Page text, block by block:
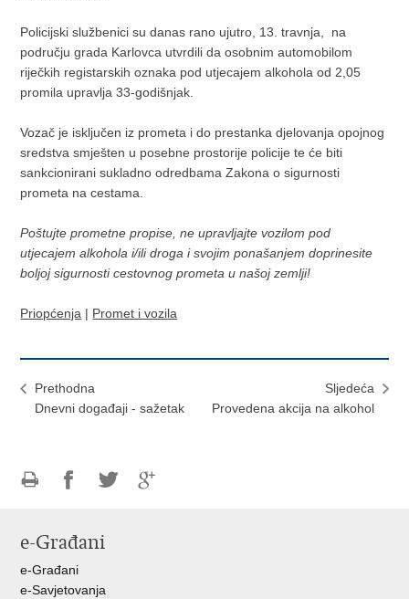
Policijski službenici su danas rano ujutro, 13. travnja, na
području grada Karlovca utvrdili da osobnim automobilom
riječkih registarskih oznaka pod utjecajem alkohola od 2,05
promila upravlja 33-godišnjak.
Vozač je isključen iz prometa i do prestanka djelovanja opojnog
sredstva smješten u posebne prostorije policije te će biti
sankcionirani sukladno odredbama Zakona o sigurnosti
prometa na cestama.
Poštujte prometne propise, ne upravljajte vozilom pod
utjecajem alkohola i/ili droga i svojim ponašanjem doprinesite
boljoj sigurnosti cestovnog prometa u našoj zemlji!
Priopćenja | Promet i vozila
Prethodna
Dnevni događaji - sažetak
Sljedeća
Provedena akcija na alkohol
FacebookuTwitteru
e-Građani
e-Građani
e-Savjetovanja